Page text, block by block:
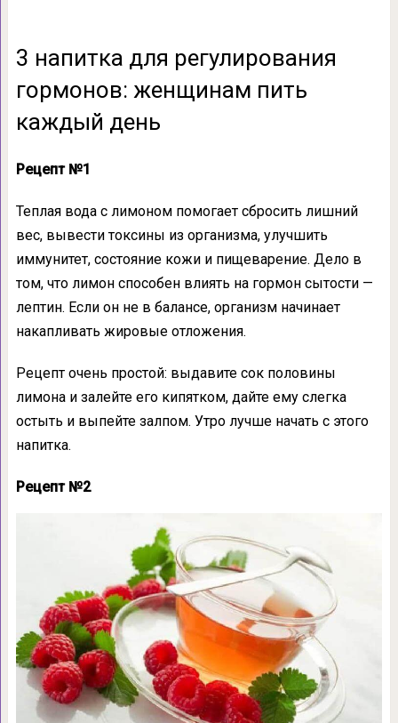
3 напитка для регулирования
гормонов: женщинам пить
каждый день
Рецепт №1
Теплая вода с лимоном помогает сбросить лишний
вес, вывести токсины из организма, улучшить
иммунитет, состояние кожи и пищеварение. Дело в
том, что лимон способен влиять на гормон сытости —
лептин. Если он не в балансе, организм начинает
накапливать жировые отложения.
Рецепт очень простой: выдавите сок половины
лимона и залейте его кипятком, дайте ему слегка
остыть и выпейте залпом. Утро лучше начать с этого
напитка.
Рецепт №2